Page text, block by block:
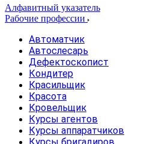
Алфавитный указатель
Рабочие профессии
Автоматчик
Автослесарь
Дефектоскопист
Кондитер
Красильщик
Красота
Кровельщик
Курсы агентов
Курсы аппаратчиков